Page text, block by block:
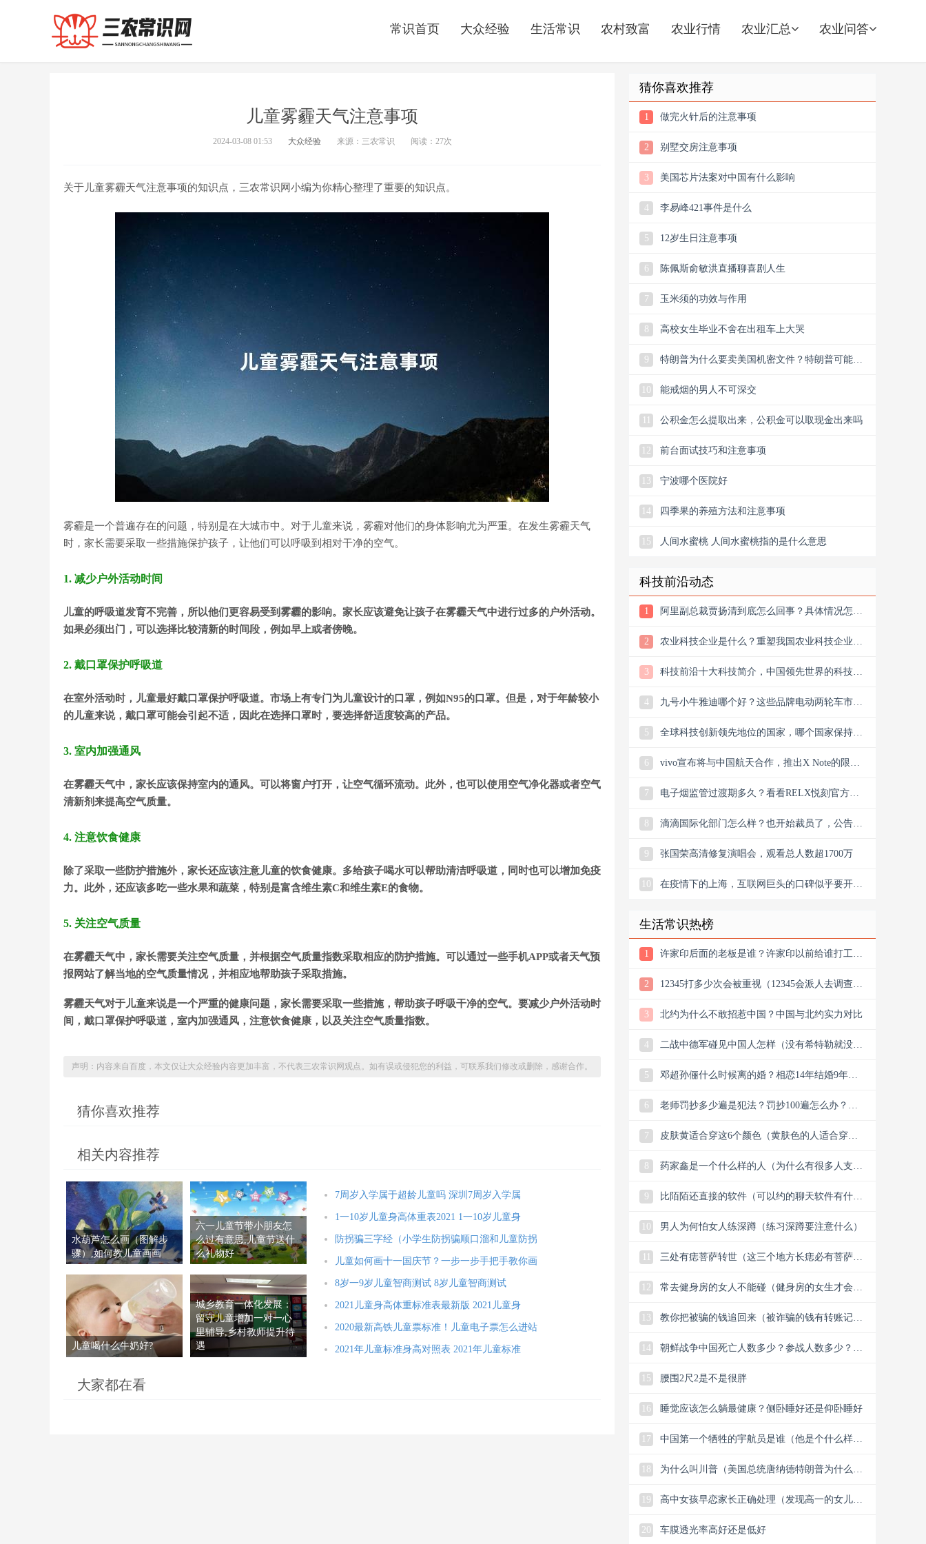
常识首页 大众经验 生活常识 农村致富 农业行情 农业汇总 农业问答
儿童雾霾天气注意事项
2024-03-08 01:53 大众经验 来源：三农常识 阅读： 27次
关于儿童雾霾天气注意事项的知识点，三农常识网小编为你精心整理了重要的知识点。
雾霾是一个普遍存在的问题，特别是在大城市中。对于儿童来说，雾霾对他们的身体影响尤为严重。在发生雾霾天气
时，家长需要采取一些措施保护孩子，让他们可以呼吸到相对干净的空气。
1. 减少户外活动时间
儿童的呼吸道发育不完善，所以他们更容易受到雾霾的影响。家长应该避免让孩子在雾霾天气中进行过多的户外活动。
如果必须出门，可以选择比较清新的时间段，例如早上或者傍晚。
2. 戴口罩保护呼吸道
在室外活动时，儿童最好戴口罩保护呼吸道。市场上有专门为儿童设计的口罩，例如N95的口罩。但是，对于年龄较小
的儿童来说，戴口罩可能会引起不适，因此在选择口罩时，要选择舒适度较高的产品。
3. 室内加强通风
在雾霾天气中，家长应该保持室内的通风。可以将窗户打开，让空气循环流动。此外，也可以使用空气净化器或者空气
清新剂来提高空气质量。
4. 注意饮食健康
除了采取一些防护措施外，家长还应该注意儿童的饮食健康。多给孩子喝水可以帮助清洁呼吸道，同时也可以增加免疫
力。此外，还应该多吃一些水果和蔬菜，特别是富含维生素C和维生素E的食物。
5. 关注空气质量
在雾霾天气中，家长需要关注空气质量，并根据空气质量指数采取相应的防护措施。可以通过一些手机APP或者天气预
报网站了解当地的空气质量情况，并相应地帮助孩子采取措施。
雾霾天气对于儿童来说是一个严重的健康问题，家长需要采取一些措施，帮助孩子呼吸干净的空气。要减少户外活动时
间，戴口罩保护呼吸道，室内加强通风，注意饮食健康，以及关注空气质量指数。
声明：内容来自百度，本文仅让大众经验内容更加丰富，不代表三农常识网观点。如有误或侵犯您的利益，可联系我们修改或删除，感谢合作。
猜你喜欢推荐
相关内容推荐
水葫芦怎么画（图解步
骤）,如何教儿童画画
六一儿童节带小朋友怎
么过有意思,儿童节送什
么礼物好
儿童喝什么牛奶好?
城乡教育一体化发展：
留守儿童增加一对一心
里辅导,乡村教师提升待
遇
7周岁入学属于超龄儿童吗 深圳7周岁入学属
1一10岁儿童身高体重表2021 1一10岁儿童身
防拐骗三字经（小学生防拐骗顺口溜和儿童防拐
儿童如何画十一国庆节？一步一步手把手教你画
8岁一9岁儿童智商测试 8岁儿童智商测试
2021儿童身高体重标准表最新版 2021儿童身
2020最新高铁儿童票标准！儿童电子票怎么进站
2021年儿童标准身高对照表 2021年儿童标准
大家都在看
猜你喜欢推荐
1 做完火针后的注意事项
2 别墅交房注意事项
3 美国芯片法案对中国有什么影响
4 李易峰421事件是什么
5 12岁生日注意事项
6 陈佩斯俞敏洪直播聊喜剧人生
7 玉米须的功效与作用
8 高校女生毕业不舍在出租车上大哭
9
特朗普为什么要卖美国机密文件？特朗普可能已
10
能戒烟的男人不可深交
公积金怎么提取出来，公积金可以取现金出来吗
12 前台面试技巧和注意事项
13 宁波哪个医院好
14 四季果的养殖方法和注意事项
15 人间水蜜桃 人间水蜜桃指的是什么意思
科技前沿动态
1
阿里副总裁贾扬清到底怎么回事？具体情况怎么
2
农业科技企业是什么？重塑我国农业科技企业版
3
科技前沿十大科技简介，中国领先世界的科技创
4
九号小牛雅迪哪个好？这些品牌电动两轮车市场
5
全球科技创新领先地位的国家，哪个国家保持科
6
vivo宣布将与中国航天合作，推出X Note的限量
7
电子烟监管过渡期多久？看看RELX悦刻官方微
8
滴滴国际化部门怎么样？也开始裁员了，公告宣
9
张国荣高清修复演唱会，观看总人数超1700万
10
在疫情下的上海，互联网巨头的口碑似乎要开始
生活常识热榜
1
许家印后面的老板是谁？许家印以前给谁打工？
2
12345打多少次会被重视（12345会派人去调查
3
北约为什么不敢招惹中国？中国与北约实力对比
4
二战中德军碰见中国人怎样（没有希特勒就没有
5
邓超孙俪什么时候离的婚？相恋14年结婚9年说
6
老师罚抄多少遍是犯法？罚抄100遍怎么办？算
7
皮肤黄适合穿这6个颜色（黄肤色的人适合穿什
8
药家鑫是一个什么样的人（为什么有很多人支持
9
比陌陌还直接的软件（可以约的聊天软件有什
10
男人为何怕女人练深蹲（练习深蹲要注意什么）
三处有痣菩萨转世（这三个地方长痣必有菩萨保
12
常去健身房的女人不能碰（健身房的女生才会懂
13
教你把被骗的钱追回来（被诈骗的钱有转账记录
14
朝鲜战争中国死亡人数多少？参战人数多少？中
15
腰围2尺2是不是很胖
16 睡觉应该怎么躺最健康？侧卧睡好还是仰卧睡好
17
中国第一个牺牲的宇航员是谁（他是个什么样的
18
为什么叫川普（美国总统唐纳德特朗普为什么叫
19
高中女孩早恋家长正确处理（发现高一的女儿早
20
车膜透光率高好还是低好